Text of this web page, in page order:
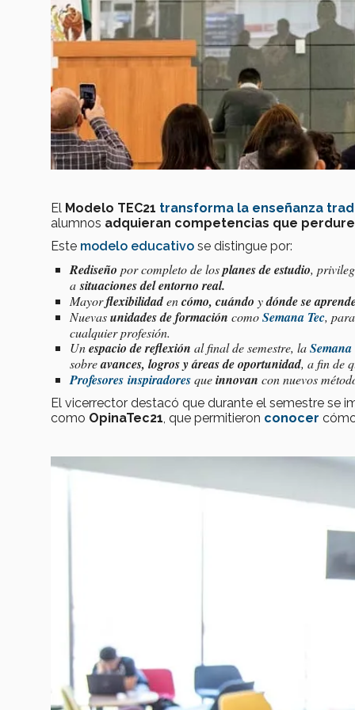
El Modelo TEC21 transforma la enseñanza
alumnos adquieran competencias que
Este modelo educativo se distingue por:
Rediseño por completo de losplanes de estudio,
asituaciones del entorno real.
Mayorflexibilidadencómo, cuándo ydónde se
Nuevasunidades de formación comoSemana Tec,
cualquier profesión.
Unespacio de reflexión al final de semestre, la
sobreavances, logros y áreas de oportunidad, a fin de
Profesores inspiradoresqueinnovan con nuevos
El vicerrector destacó que durante el semestre se
como OpinaTec21 , que permitieron conocer